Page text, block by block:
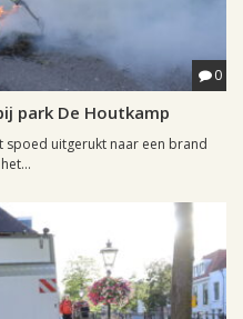
0
park De Houtkamp
spoed uitgerukt naar een brand